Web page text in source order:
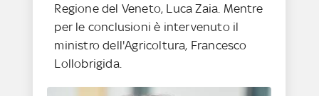
Regione del Veneto, Luca Zaia. Mentre
per le conclusioni è intervenuto il
ministro dell'Agricoltura, Francesco
Lollobrigida.